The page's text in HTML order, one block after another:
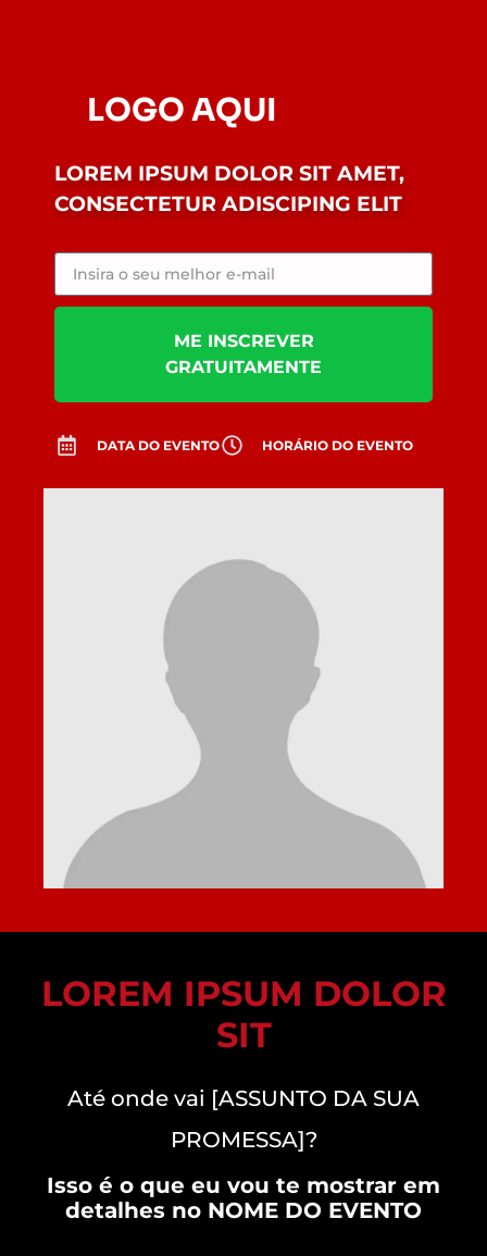
LOGO AQUI
LOREM IPSUM DOLOR SIT AMET,
CONSECTETUR ADISCIPING ELIT
ME INSCREVER
GRATUITAMENTE
DATA DO EVENTO HORÁRIO DO EVENTO
LOREM IPSUM DOLOR
SIT
Até onde vai [ASSUNTO DA SUA
PROMESSA]?
Isso é o que eu vou te mostrar em
detalhes no NOME DO EVENTO